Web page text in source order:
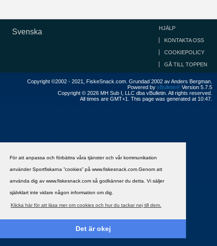
För att anpassa och förbättra våra tjänster och vår kommunikation
använder Sportfiskarna ”cookies” på www.fiskesnack.com.Genom att
använda dig av www.fiskesnack.com så godkänner du detta. Vi säljer
självklart inte vidare någon information om dig.
Klicka här för att läsa mer om cookies och hur du tackar nej till dem.
Det är okej
Svenska HJÄLP
KONTAKTA OSS
COOKIEPOLICY
GÅ TILL TOPPEN
Copyright ©2002 - 2021, FiskeSnack.com. Grundad 2002 av Anders Bergman.
Powered by vBulletin® Version 5.7.5
Copyright © 2026 MH Sub I, LLC dba vBulletin. All rights reserved.
All times are GMT+1. This page was generated at 10:47.